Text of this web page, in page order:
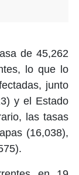
de 45,262
lo que lo
junto
y el Estado
las tasas
(16,038),